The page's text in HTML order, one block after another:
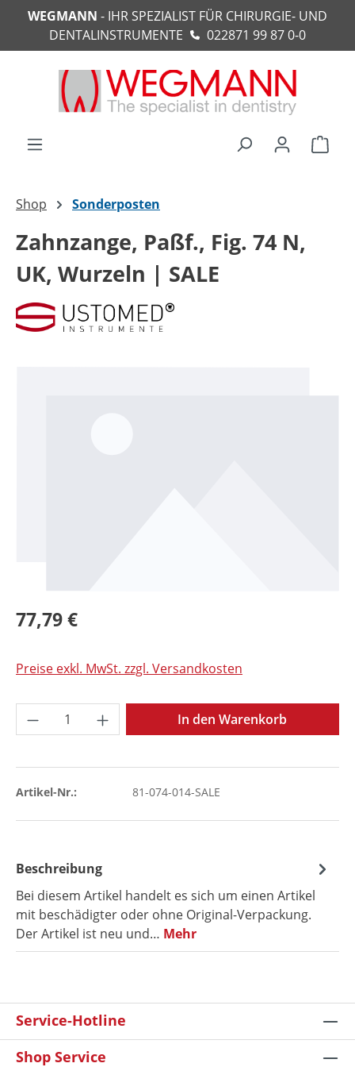
springen
WEGMANN - IHR SPEZIALIST FÜR CHIRURGIE- UND
DENTALINSTRUMENTE
022871 99 87 0-0
Shop Sonderposten
Zahnzange, Paßf., Fig. 74 N,
UK, Wurzeln | SALE
77,79 €
Preise exkl. MwSt. zzgl. Versandkosten
Produkt Anzahl: Gib den gewünschten
In den Warenkorb
Artikel-Nr.: 81-074-014-SALE
Beschreibung
Bei diesem Artikel handelt es sich um einen Artikel
mit beschädigter oder ohne Original-Verpackung.
Der Artikel ist neu und… Mehr
Service-Hotline
Shop Service